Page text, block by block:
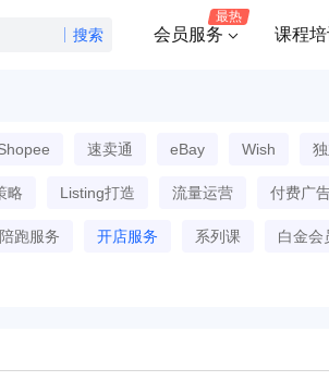
搜索 会员服务
最热
课程培
速卖通 eBay Wish
略 Listing打造 流量运营 付费广
陪跑服务 开店服务 系列课 白金会